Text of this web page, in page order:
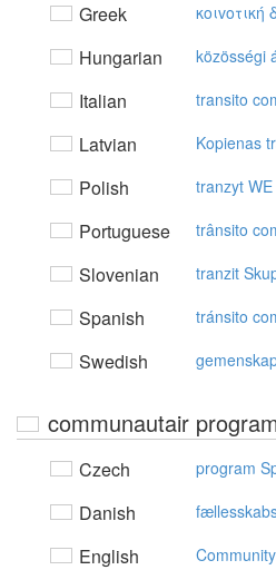
Greek
Hungarian közösségi
Italian transito
Latvian Kopienas
Polish tranzyt WE
Portuguese trânsito
Slovenian tranzit
Spanish tránsito
Swedish
communautair
Czech program
Danish
English